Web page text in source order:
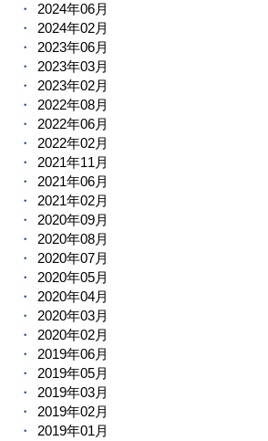
2024年06月
2024年02月
2023年06月
2023年03月
2023年02月
2022年08月
2022年06月
2022年02月
2021年11月
2021年06月
2021年02月
2020年09月
2020年08月
2020年07月
2020年05月
2020年04月
2020年03月
2020年02月
2019年06月
2019年05月
2019年03月
2019年02月
2019年01月